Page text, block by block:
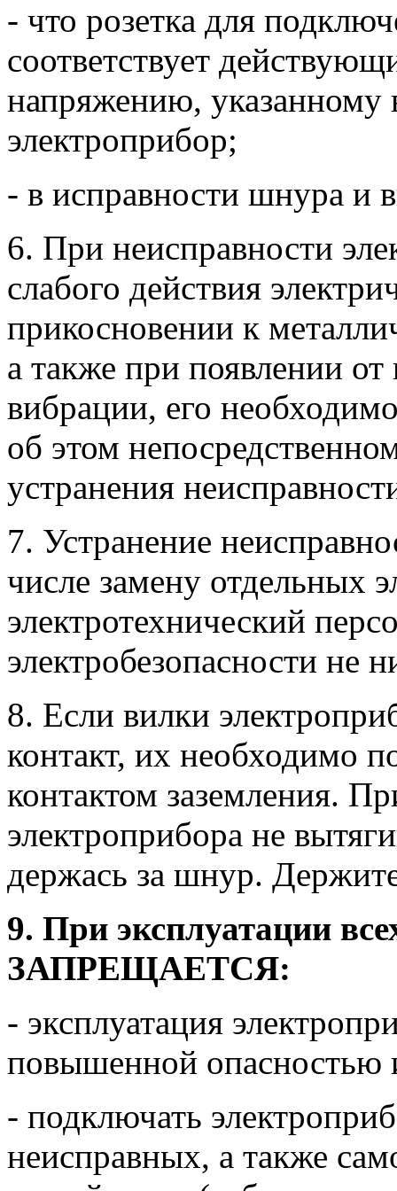
- что розетка для
соответствует
напряжению, указанному
электроприбор;
- в исправности шнура и
6. При неисправности
слабого действия
прикосновении к
а также при появлении
вибрации, его
об этом
устранения
7. Устранение
числе замену отдельных
электротехнический
электробезопасности не
8. Если вилки
контакт, их необходимо
контактом заземления.
электроприбора не
держась за шнур.
9. При эксплуатации
ЗАПРЕЩАЕТСЯ:
- эксплуатация
повышенной опасностью
- подключать
неисправных, а также